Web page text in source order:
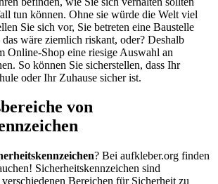
tun können. Ohne sie würde die Welt viel
Sie sich vor, Sie betreten eine Baustelle
wäre ziemlich riskant, oder? Deshalb
Online-Shop eine riesige Auswahl an
So können Sie sicherstellen, dass Ihr
oder Ihr Zuhause sicher ist.
von
? Bei aufkleber.org finden
Sicherheitskennzeichen sind
Bereichen für Sicherheit zu